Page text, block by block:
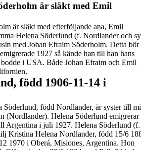
är släkt med Emil
är släkt med efterföljande ana, Emil
Helena Söderlund (f. Nordlander och
med Johan Efraim Söderholm. Detta bör
1927 så kände han till han hans
bodde i USA. Både Johan Efraim och Emil
, född 1906-11-14 i
Söderlund, född Nordlander, är syster till
(Nordlander). Helena Söderlund emigrerar
Argentina i juli 1927. Helena Söderlund (f.
Kristina Helena Nordlander, född 15/6
1970 i Oberá, Misiones, Argentina. Hon